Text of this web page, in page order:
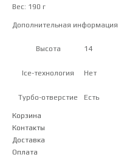
Вес: 190 г
Дополнительная информация
Высота 14
Ice-технология Нет
Турбо-отверстие Есть
Корзина
Контакты
Доставка
Оплата